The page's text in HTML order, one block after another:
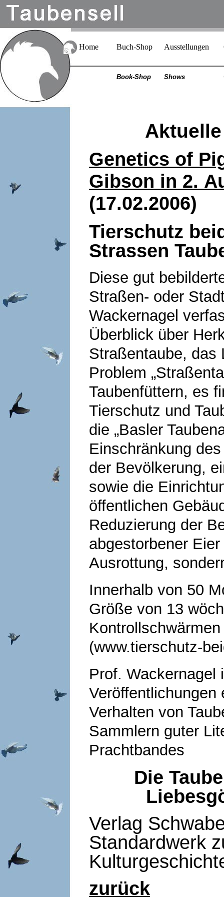
Home Buch-Shop Ausstellungen
Book-Shop Shows
Genetics of
Gibson in 2.
(17.02.2006)
Tierschutz
Strassen
Diese gut
Straßen- oder
Wackernagel
Überblick über
Straßentaube, das
Problem
Taubenfüttern, es
Tierschutz und
die „Basler
Einschränkung
der Bevölkerung,
sowie die
öffentlichen
Reduzierung der
abgestorbener
Ausrottung,
Innerhalb von 50
Größe von 13
(www.tierschutz-
Prof. Wackernagel
Verhalten von
Sammlern guter
Prachtbandes
Die
Verlag
Standardwerk
zurück